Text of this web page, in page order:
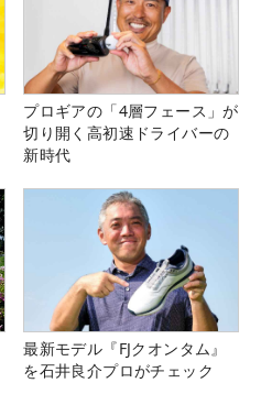
プロギアの「4層フェース」が
切り開く高初速ドライバーの
新時代
最新モデル『FJクオンタム』
を石井良介プロがチェック